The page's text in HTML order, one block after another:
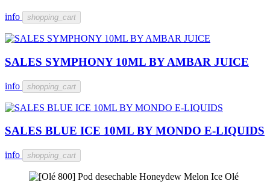
info shopping_cart
SALES SYMPHONY 10ML BY AMBAR JUICE
info shopping_cart
SALES BLUE ICE 10ML BY MONDO E-LIQUIDS
info shopping_cart